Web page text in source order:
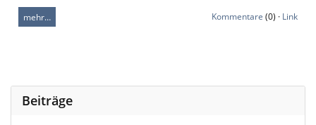
mehr… Kommentare (0) · Link
Beiträge